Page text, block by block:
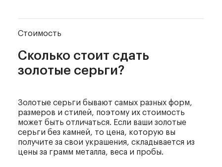
Стоимость
Сколько стоит сдать
золотые серьги?
Золотые серьги бывают самых разных форм,
размеров и стилей, поэтому их стоимость
может быть отличаться. Если ваши золотые
серьги без камней, то цена, которую вы
получите за свои украшения, складывается из
цены за грамм металла, веса и пробы.